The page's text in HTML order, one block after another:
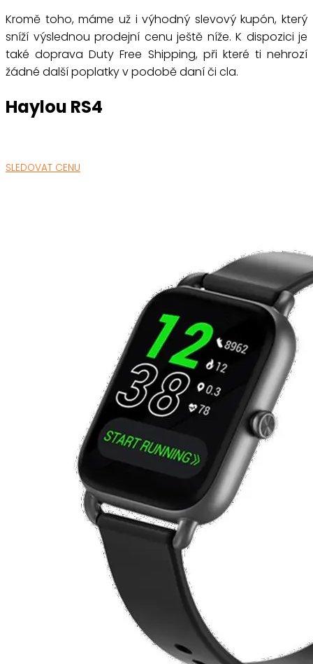
Kromě toho, máme už i výhodný slevový kupón, který
sníží výslednou prodejní cenu ještě níže. K dispozici je
také doprava Duty Free Shipping, při které ti nehrozí
žádné další poplatky v podobě daní či cla.
Haylou RS4
SLEDOVAT CENU